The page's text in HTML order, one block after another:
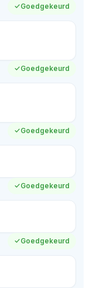
Goedgekeurd
Goedgekeurd
Goedgekeurd
Goedgekeurd
Goedgekeurd